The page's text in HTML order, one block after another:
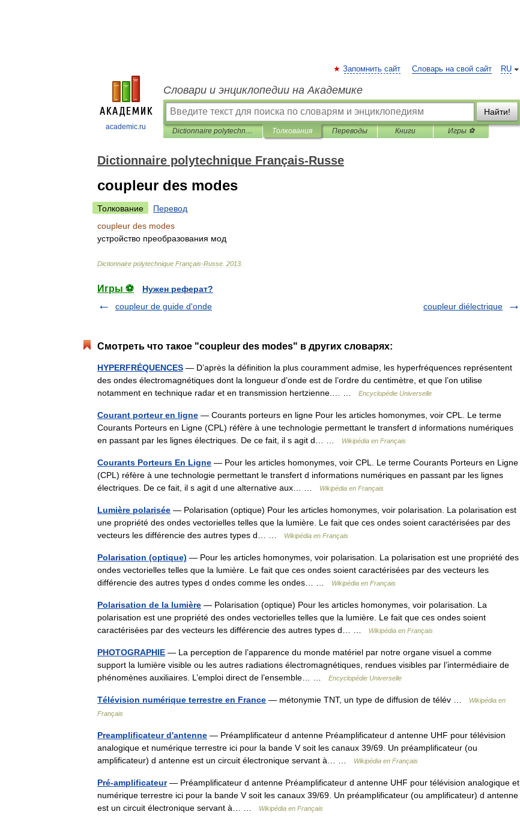
academic.ru
RU
Запомнить сайт Словарь на свой сайт
Словари и энциклопедии на Академике
Найти!
Dictionnaire polytechnique Français-Russe Толкования Переводы Книги Игры ⚽
Dictionnaire polytechnique Français-Russe
coupleur des modes
Толкование
Перевод
coupleur des modes
устройство преобразования мод
Dictionnaire polytechnique Français-Russe 2013
Игры ⚽
Нужен реферат?
coupleur de guide d'onde
coupleur diélectrique
Смотреть что такое "coupleur des modes" в других словарях:
HYPERFRÉQUENCES — D’après la définition la plus couramment admise, les hyperfréquences représentent
des ondes électromagnétiques dont la longueur d’onde est de l’ordre du centimètre, et que l’on utilise
notamment en technique radar et en transmission hertzienne.… …
Encyclopédie Universelle
Courant porteur en ligne — Courants porteurs en ligne Pour les articles homonymes, voir CPL. Le terme
Courants Porteurs en Ligne (CPL) réfère à une technologie permettant le transfert d informations numériques
en passant par les lignes électriques. De ce fait, il s agit d… …
Wikipédia en Français
Courants Porteurs En Ligne — Pour les articles homonymes, voir CPL. Le terme Courants Porteurs en Ligne
(CPL) réfère à une technologie permettant le transfert d informations numériques en passant par les lignes
électriques. De ce fait, il s agit d une alternative aux… …
Wikipédia en Français
Lumière polarisée — Polarisation (optique) Pour les articles homonymes, voir polarisation. La polarisation est
une propriété des ondes vectorielles telles que la lumière. Le fait que ces ondes soient caractérisées par des
vecteurs les différencie des autres types d… …
Wikipédia en Français
Polarisation (optique) — Pour les articles homonymes, voir polarisation. La polarisation est une propriété des
ondes vectorielles telles que la lumière. Le fait que ces ondes soient caractérisées par des vecteurs les
différencie des autres types d ondes comme les ondes… …
Wikipédia en Français
Polarisation de la lumière — Polarisation (optique) Pour les articles homonymes, voir polarisation. La
polarisation est une propriété des ondes vectorielles telles que la lumière. Le fait que ces ondes soient
caractérisées par des vecteurs les différencie des autres types d… …
Wikipédia en Français
PHOTOGRAPHIE — La perception de l’apparence du monde matériel par notre organe visuel a comme
support la lumière visible ou les autres radiations électromagnétiques, rendues visibles par l’intermédiaire de
phénomènes auxiliaires. L’emploi direct de l’ensemble… …
Encyclopédie Universelle
Télévision numérique terrestre en France — métonymie TNT, un type de diffusion de télév …
Wikipédia en
Français
Preamplificateur d'antenne — Préamplificateur d antenne Préamplificateur d antenne UHF pour télévision
analogique et numérique terrestre ici pour la bande V soit les canaux 39/69. Un préamplificateur (ou
amplificateur) d antenne est un circuit électronique servant à… …
Wikipédia en Français
Pré-amplificateur— Préamplificateur d antenne Préamplificateur d antenne UHF pour télévision analogique et
numérique terrestre ici pour la bande V soit les canaux 39/69. Un préamplificateur (ou amplificateur) d antenne
est un circuit électronique servant à… …
Wikipédia en Français